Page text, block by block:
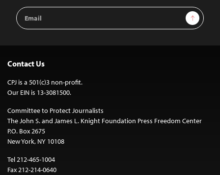
Email
Address
Sign Up
Contact Us
CPJ is a 501(c)3 non-profit.
Our EIN is 13-3081500.
Committee to Protect Journalists
The John S. and James L. Knight Foundation Press Freedom Center
P.O. Box 2675
New York, NY 10108
Tel 212-465-1004
Fax 212-214-0640